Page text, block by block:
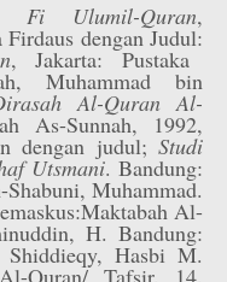
Fi Ulumil-Quran,
dengan Judul:
, Jakarta: Pustaka
Muhammad bin
Al-Quran Al-
As-Sunnah, 1992,
dengan judul; Studi
Utsmani. Bandung:
Muhammad.
Al-
H. Bandung:
Hasbi M.
Quran/ Tafsir. 14.